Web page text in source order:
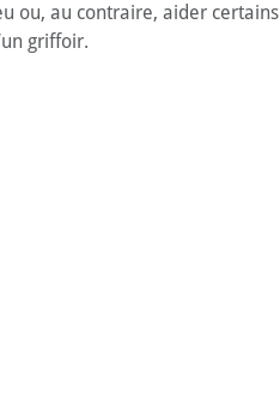
ou, au contraire, aider certains
griffoir.